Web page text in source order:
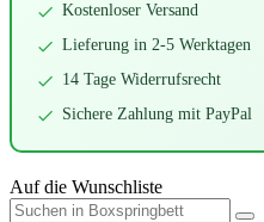
Kostenloser Versand
Lieferung in 2-5 Werktagen
14 Tage Widerrufsrecht
Sichere Zahlung mit PayPal
Auf die Wunschliste